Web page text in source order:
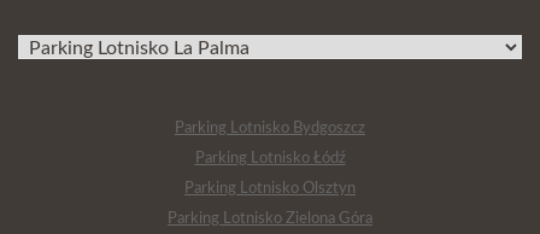
Parking Lotnisko Bydgoszcz
Parking Lotnisko Łódź
Parking Lotnisko Olsztyn
Parking Lotnisko Zielona Góra